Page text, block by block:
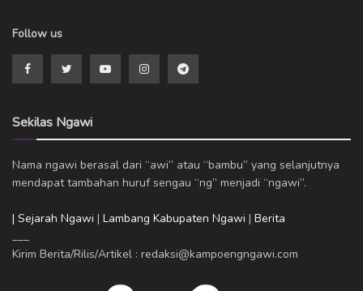
Follow us
Sekilas Ngawi
Nama ngawi berasal dari “awi” atau “bambu” yang selanjutnya
mendapat tambahan huruf sengau “ng” menjadi “ngawi”.
| Sejarah Ngawi | Lambang Kabupaten Ngawi | Berita
Kirim Berita/Rilis/Artikel : redaksi@kampoengngawi.com